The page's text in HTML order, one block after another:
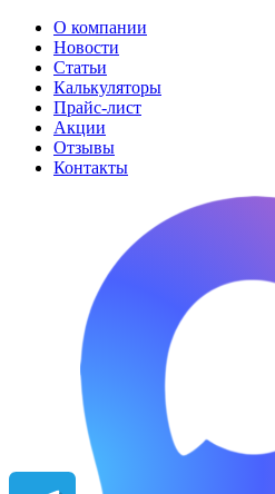
О компании
Новости
Статьи
Калькуляторы
Прайс-лист
Акции
Отзывы
Контакты